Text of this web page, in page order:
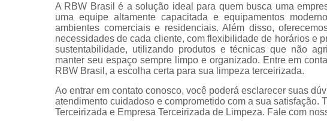
Manutenção de
jardins
Movimentação
de cargas
Portaria de
Serviço de
almoxarifes
A RBW Brasil é a solução ideal para quem busca uma
uma equipe altamente capacitada e equipamentos
ambientes comerciais e residenciais. Além disso,
necessidades de cada cliente, com flexibilidade de horários e
sustentabilidade, utilizando produtos e técnicas que não
manter seu espaço sempre limpo e organizado. Entre em
RBW Brasil, a escolha certa para sua limpeza terceirizada.
Ao entrar em contato conosco, você poderá esclarecer suas
atendimento cuidadoso e comprometido com a sua satisfação.
Terceirizada e Empresa Terceirizada de Limpeza. Fale com